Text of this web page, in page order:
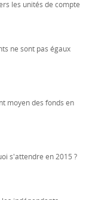
les unités de compte
ne sont pas égaux
moyen des fonds en
s'attendre en 2015 ?